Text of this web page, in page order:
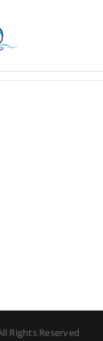
Rights Reserved